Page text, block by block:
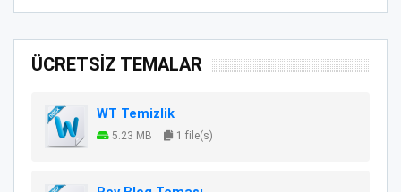
ÜCRETSİZ TEMALAR
WT Temizlik
5.23 MB 1 file(s)